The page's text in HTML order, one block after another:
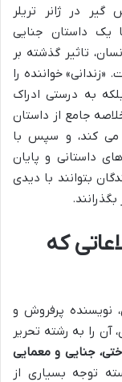
در ژانر تریلر
یک داستان جنایی
تاثیر گذشته بر
خواننده را
به درستی ادراک
جامع از داستان
می کند، و سپس با
داستانی و پایان
بتوانند با دیدی
بگذرانند.
که
نویسنده پرفروش و
را به رشته تحریر
جنایی و معمایی
توجه بسیاری از